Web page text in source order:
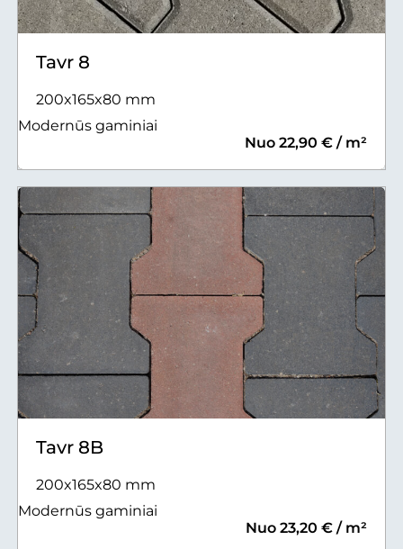
Tavr 8
200x165x80 mm
Modernūs gaminiai
Nuo 22,90 € / m²
Tavr 8B
200x165x80 mm
Modernūs gaminiai
Nuo 23,20 € / m²